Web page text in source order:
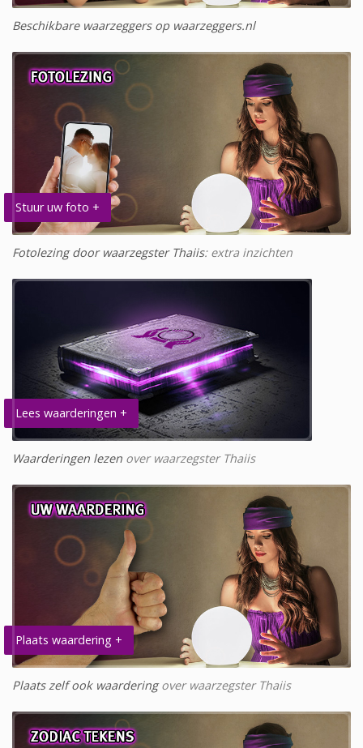
Beschikbare waarzeggers op waarzeggers.nl
Stuur uw foto +
Fotolezing door waarzegster Thaiis: extra inzichten
Lees waarderingen +
Waarderingen lezen over waarzegster Thaiis
Plaats waardering +
Plaats zelf ook waarderingover waarzegster Thaiis